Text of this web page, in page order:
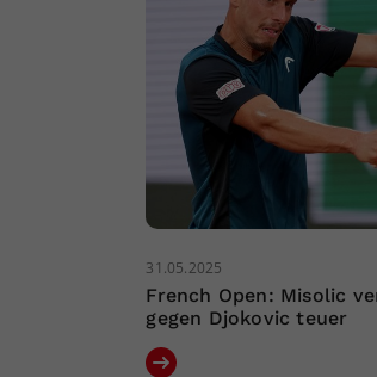
31.05.2025
French Open: Misolic
gegen Djokovic teuer